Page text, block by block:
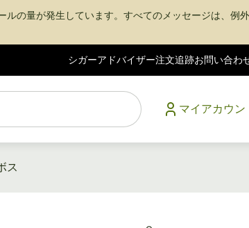
の量が発生しています。すべてのメッセージは、例
シガーアドバイザー注文追跡お問い合わ
マイアカウン
ス